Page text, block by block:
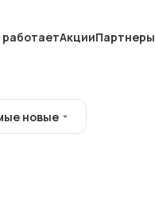
работаетАкцииПартнеры
новые